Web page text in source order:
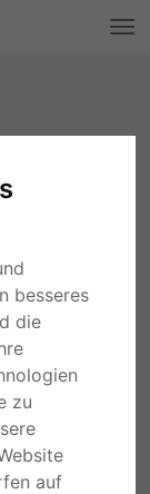
besseres
die
zu
auf